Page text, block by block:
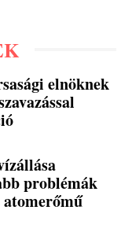
elnöknek
problémák